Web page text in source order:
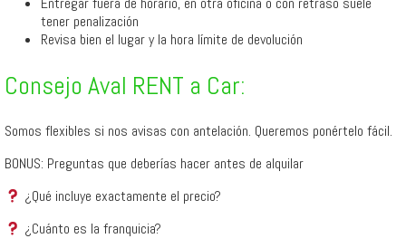
tener penalización
Revisa bien el lugar y la hora límite de devolución
Consejo Aval RENT a Car:
Somos flexibles si nos avisas con antelación. Queremos ponértelo fácil.
BONUS: Preguntas que deberías hacer antes de alquilar
¿Qué incluye exactamente el precio?
¿Cuánto es la franquicia?